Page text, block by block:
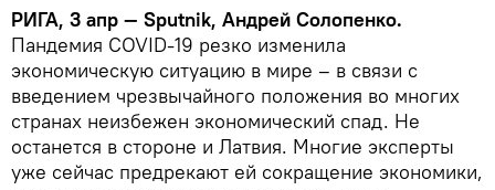
РИГА, 3 апр — Sputnik, Андрей Солопенко.
Пандемия COVID-19 резко изменила
экономическую ситуацию в мире – в связи с
введением чрезвычайного положения во многих
странах неизбежен экономический спад. Не
останется в стороне и Латвия. Многие эксперты
уже сейчас предрекают ей сокращение экономики,